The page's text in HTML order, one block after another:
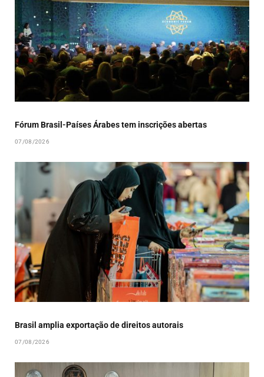
Fórum Brasil-Países Árabes tem inscrições abertas
07/08/2026
Brasil amplia exportação de direitos autorais
07/08/2026